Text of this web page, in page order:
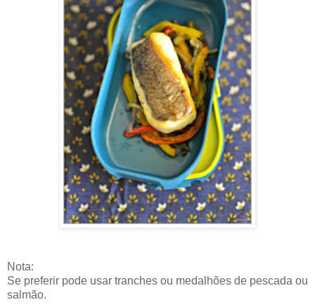
Nota:
Se preferir pode usar tranches ou medalhões de pescada ou
salmão.